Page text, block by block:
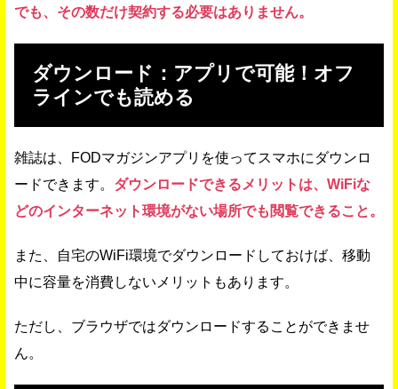
でも、その数だけ契約する必要はありません。
ダウンロード：アプリで可能！オフ
ラインでも読める
雑誌は、FODマガジンアプリを使ってスマホにダウンロ
ードできます。 ダウンロードできるメリットは、WiFiな
どのインターネット環境がない場所でも閲覧できること。
また、自宅のWiFi環境でダウンロードしておけば、移動
中に容量を消費しないメリットもあります。
ただし、ブラウザではダウンロードすることができませ
ん。